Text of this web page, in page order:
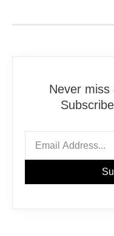
Never miss